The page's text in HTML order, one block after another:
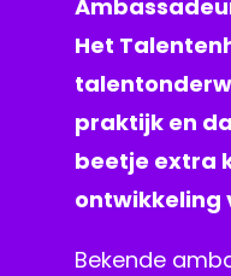
Het
praktijk en
beetje extra
ontwikkeling
Bekende